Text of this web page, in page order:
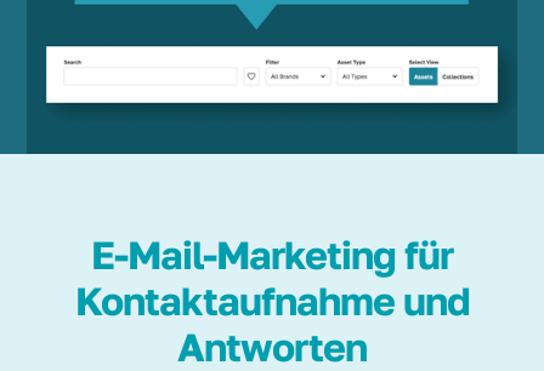
E-Mail-Marketing für
Kontaktaufnahme und
Antworten